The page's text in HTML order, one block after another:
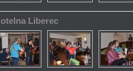
Liberec